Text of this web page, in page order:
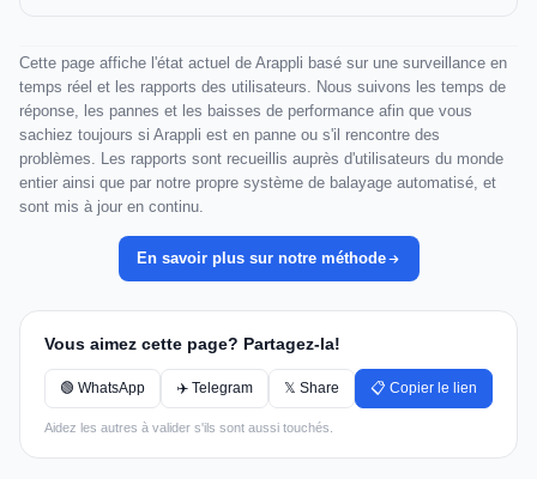
Cette page affiche l'état actuel de Arappli basé sur une surveillance en
temps réel et les rapports des utilisateurs. Nous suivons les temps de
réponse, les pannes et les baisses de performance afin que vous
sachiez toujours si Arappli est en panne ou s'il rencontre des
problèmes. Les rapports sont recueillis auprès d'utilisateurs du monde
entier ainsi que par notre propre système de balayage automatisé, et
sont mis à jour en continu.
En savoir plus sur notre méthode
Vous aimez cette page? Partagez-la!
🟢 WhatsApp ✈️ Telegram 𝕏 Share 📋 Copier le lien
Aidez les autres à valider s'ils sont aussi touchés.